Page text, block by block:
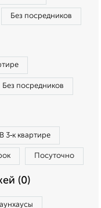
Без посредников
Без посредников
В 3‑к квартире
Посуточно
(0)